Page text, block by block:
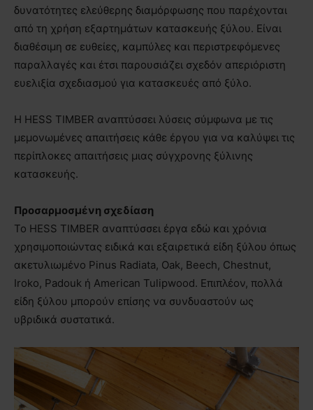
δυνατότητες ελεύθερης διαμόρφωσης που παρέχονται
από τη χρήση εξαρτημάτων κατασκευής ξύλου. Eίναι
διαθέσιμη σε ευθείες, καμπύλες και περιστρεφόμενες
παραλλαγές και έτσι παρουσιάζει σχεδόν απεριόριστη
ευελιξία σχεδιασμού για κατασκευές από ξύλο.
Η HESS TIMBER αναπτύσσει λύσεις σύμφωνα με τις
μεμονωμένες απαιτήσεις κάθε έργου για να καλύψει τις
περίπλοκες απαιτήσεις μιας σύγχρονης ξύλινης
κατασκευής.
Προσαρμοσμένη σχεδίαση
Το HESS TIMBER αναπτύσσει έργα εδώ και χρόνια
χρησιμοποιώντας ειδικά και εξαιρετικά είδη ξύλου όπως
ακετυλιωμένο Pinus Radiata, Oak, Beech, Chestnut,
Iroko, Padouk ή American Tulipwood. Επιπλέον, πολλά
είδη ξύλου μπορούν επίσης να συνδυαστούν ως
υβριδικά συστατικά.